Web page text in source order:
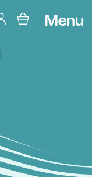
Menu